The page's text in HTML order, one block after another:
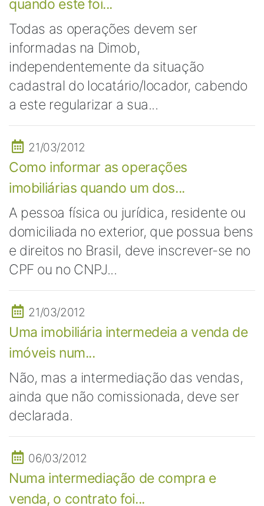
quando este foi...
Todas as operações devem ser
informadas na Dimob,
independentemente da situação
cadastral do locatário/locador, cabendo
a este regularizar a sua...
21/03/2012
Como informar as operações
imobiliárias quando um dos...
A pessoa física ou jurídica, residente ou
domiciliada no exterior, que possua bens
e direitos no Brasil, deve inscrever-se no
CPF ou no CNPJ...
21/03/2012
Uma imobiliária intermedeia a venda de
imóveis num...
Não, mas a intermediação das vendas,
ainda que não comissionada, deve ser
declarada.
06/03/2012
Numa intermediação de compra e
venda, o contrato foi...